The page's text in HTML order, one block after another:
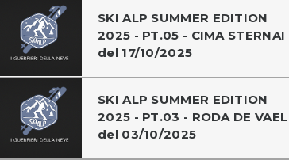
SKI ALP SUMMER EDITION
2025 - PT.05 - CIMA STERNAI
del 17/10/2025
SKI ALP SUMMER EDITION
2025 - PT.03 - RODA DE VAEL
del 03/10/2025